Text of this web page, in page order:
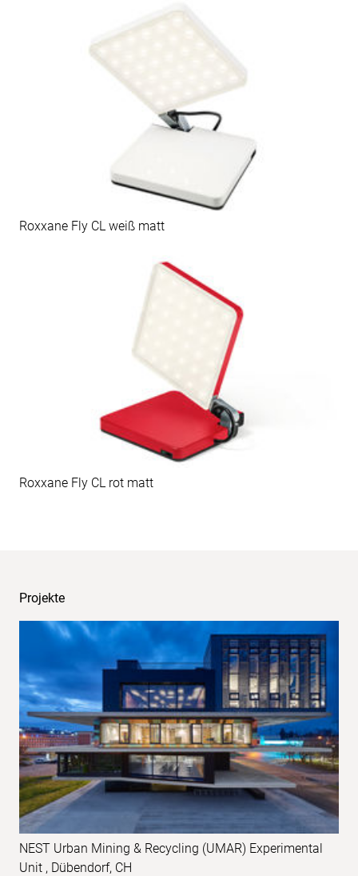
Roxxane Fly CL weiß matt
Roxxane Fly CL rot matt
Projekte
NEST Urban Mining & Recycling (UMAR) Experimental
Unit , Dübendorf, CH